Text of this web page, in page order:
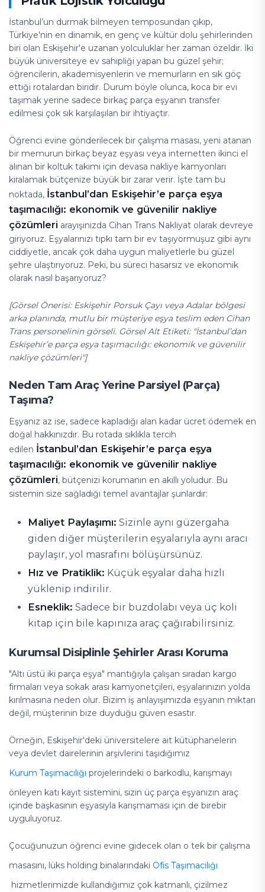
İstanbul’un durmak bilmeyen temposundan çıkıp,
Türkiye'nin en dinamik, en genç ve kültür dolu şehirlerinden
biri olan Eskişehir'e uzanan yolculuklar her zaman özeldir. İki
büyük üniversiteye ev sahipliği yapan bu güzel şehir;
öğrencilerin, akademisyenlerin ve memurların en sık göç
ettiği rotalardan biridir. Durum böyle olunca, koca bir evi
taşımak yerine sadece birkaç parça eşyanın transfer
edilmesi çok sık karşılaşılan bir ihtiyaçtır.
Öğrenci evine gönderilecek bir çalışma masası, yeni atanan
bir memurun birkaç beyaz eşyası veya internetten ikinci el
alınan bir koltuk takımı için devasa nakliye kamyonları
kiralamak bütçenize büyük bir zarar verir. İşte tam bu
noktada, İstanbul’dan Eskişehir’e parça eşya
taşımacılığı: ekonomik ve güvenilir nakliye
çözümleri arayışınızda Cihan Trans Nakliyat olarak devreye
giriyoruz. Eşyalarınızı tıpkı tam bir ev taşıyormuşuz gibi aynı
ciddiyetle, ancak çok daha uygun maliyetlerle bu güzel
şehre ulaştırıyoruz. Peki, bu süreci hasarsız ve ekonomik
olarak nasıl başarıyoruz?
[Görsel Önerisi: Eskişehir Porsuk Çayı veya Adalar bölgesi
arka planında, mutlu bir müşteriye eşya teslim eden Cihan
Trans personelinin görseli. Görsel Alt Etiketi: "İstanbul’dan
Eskişehir’e parça eşya taşımacılığı: ekonomik ve güvenilir
nakliye çözümleri"]
Neden Tam Araç Yerine Parsiyel (Parça)
Taşıma?
Eşyanız az ise, sadece kapladığı alan kadar ücret ödemek en
doğal hakkınızdır. Bu rotada sıklıkla tercih
edilen İstanbul’dan Eskişehir’e parça eşya
taşımacılığı: ekonomik ve güvenilir nakliye
çözümleri, bütçenizi korumanın en akıllı yoludur. Bu
sistemin size sağladığı temel avantajlar şunlardır:
Maliyet Paylaşımı: Sizinle aynı güzergaha
giden diğer müşterilerin eşyalarıyla aynı aracı
paylaşır, yol masrafını bölüşürsünüz.
Hız ve Pratiklik: Küçük eşyalar daha hızlı
yüklenip indirilir.
Esneklik: Sadece bir buzdolabı veya üç koli
kitap için bile kapınıza araç çağırabilirsiniz.
Kurumsal Disiplinle Şehirler Arası Koruma
"Altı üstü iki parça eşya" mantığıyla çalışan sıradan kargo
firmaları veya sokak arası kamyonetçileri, eşyalarınızın yolda
kırılmasına neden olur. Bizim iş anlayışımızda eşyanın miktarı
değil, müşterinin bize duyduğu güven esastır.
Örneğin, Eskişehir'deki üniversitelere ait kütüphanelerin
veya devlet dairelerinin arşivlerini taşıdığımız
Kurum Taşımacılığı projelerindeki o barkodlu, karışmayı
önleyen katı kayıt sistemini, sizin üç parça eşyanızın araç
içinde başkasının eşyasıyla karışmaması için de birebir
uyguluyoruz.
Çocuğunuzun öğrenci evine gidecek olan o tek bir çalışma
masasını, lüks holding binalarındaki Ofis Taşımacılığı
hizmetlerimizde kullandığımız çok katmanlı, çizilmez